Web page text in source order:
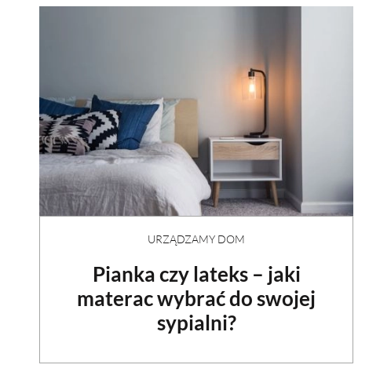
URZĄDZAMY DOM
Pianka czy lateks – jaki
materac wybrać do swojej
sypialni?